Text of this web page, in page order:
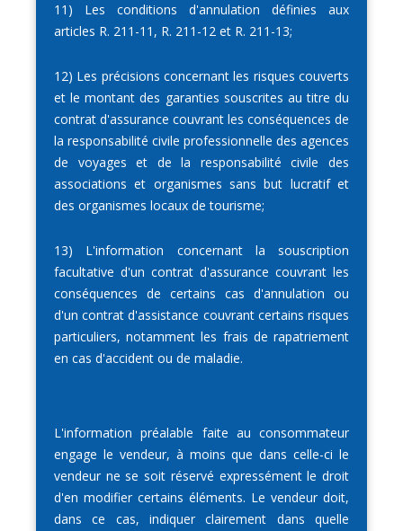
11) Les conditions d'annulation définies aux
articles R. 211-11, R. 211-12 et R. 211-13;
12) Les précisions concernant les risques couverts
et le montant des garanties souscrites au titre du
contrat d'assurance couvrant les conséquences de
la responsabilité civile professionnelle des agences
de voyages et de la responsabilité civile des
associations et organismes sans but lucratif et
des organismes locaux de tourisme;
13) L'information concernant la souscription
facultative d'un contrat d'assurance couvrant les
conséquences de certains cas d'annulation ou
d'un contrat d'assistance couvrant certains risques
particuliers, notamment les frais de rapatriement
en cas d'accident ou de maladie.
L'information préalable faite au consommateur
engage le vendeur, à moins que dans celle-ci le
vendeur ne se soit réservé expressément le droit
d'en modifier certains éléments. Le vendeur doit,
dans ce cas, indiquer clairement dans quelle